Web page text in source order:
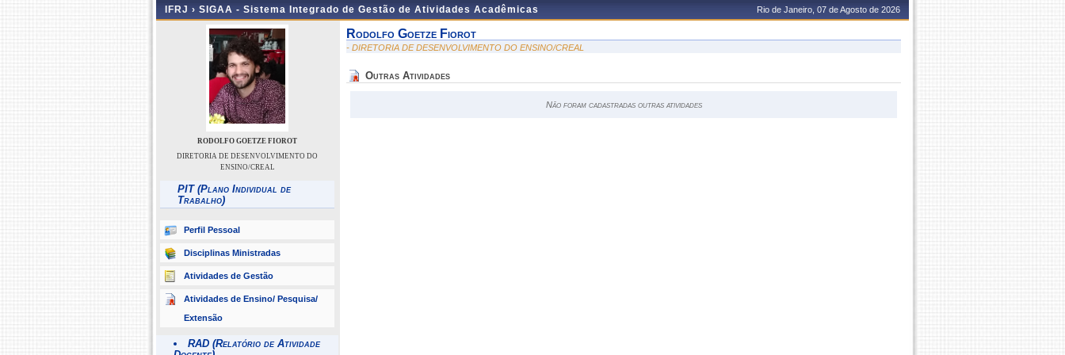
IFRJ › SIGAA - Sistema Integrado de Gestão de Atividades Acadêmicas Rio de Janeiro, 07 de Agosto de 2026
RODOLFO GOETZE FIOROT
DIRETORIA DE DESENVOLVIMENTO DO
ENSINO/CREAL
PIT (Plano Individual de
Trabalho)
Perfil Pessoal
Disciplinas Ministradas
Atividades de Gestão
Atividades de Ensino/ Pesquisa/
Extensão
RAD (Relatório de Atividade
Rodolfo Goetze Fiorot
- DIRETORIA DE DESENVOLVIMENTO DO ENSINO/CREAL
Outras Atividades
Não foram cadastradas outras atividades